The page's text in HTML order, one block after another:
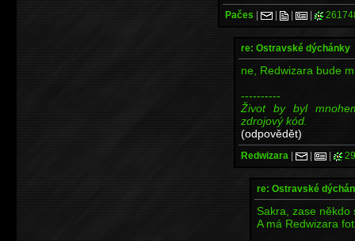
Pačes | | | |
re: Ostravské dýchánky
ne, Redwizara bude
----------
Život by byl
zdrojový kód.
(odpovědět)
Redwizara | | |
re: Ostravské
Sakra, zase někdo
A má Redwizara